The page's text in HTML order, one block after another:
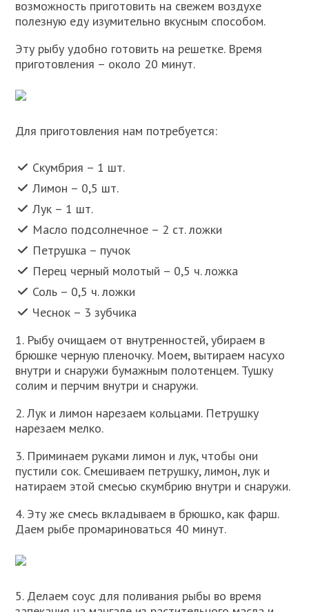
возможность приготовить на свежем воздухе
полезную еду изумительно вкусным способом.
Эту рыбу удобно готовить на решетке. Время
приготовления – около 20 минут.
Для приготовления нам потребуется:
Скумбрия – 1 шт.
Лимон – 0,5 шт.
Лук – 1 шт.
Масло подсолнечное – 2 ст. ложки
Петрушка – пучок
Перец черный молотый – 0,5 ч. ложка
Соль – 0,5 ч. ложки
Чеснок – 3 зубчика
1. Рыбу очищаем от внутренностей, убираем в
брюшке черную пленочку. Моем, вытираем насухо
внутри и снаружи бумажным полотенцем. Тушку
солим и перчим внутри и снаружи.
2. Лук и лимон нарезаем кольцами. Петрушку
нарезаем мелко.
3. Приминаем руками лимон и лук, чтобы они
пустили сок. Смешиваем петрушку, лимон, лук и
натираем этой смесью скумбрию внутри и снаружи.
4. Эту же смесь вкладываем в брюшко, как фарш.
Даем рыбе промариноваться 40 минут.
5. Делаем соус для поливания рыбы во время